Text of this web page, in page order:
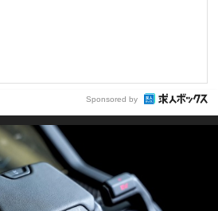
Sponsored by